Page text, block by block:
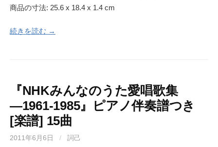
商品の寸法: 25.6 x 18.4 x 1.4 cm
続きを読む →
『NHKみんなのうた愛唱歌集
―1961‐1985』ピアノ伴奏譜つき
[楽譜] 15曲
2011年6月6日 / 詞己